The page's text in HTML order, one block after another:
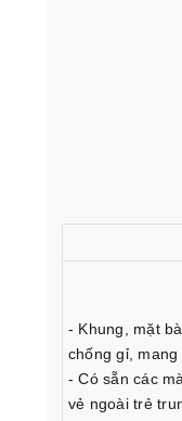
- Khung, mặt
chống gỉ,
- Có sẵn các
vẻ ngoài trẻ